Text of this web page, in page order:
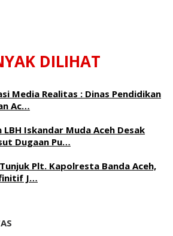
DILIHAT
Media Realitas : ‎Dinas Pendidikan
Ac…
LBH Iskandar Muda Aceh Desak
Dugaan Pu…
Plt. Kapolresta Banda Aceh,
J…